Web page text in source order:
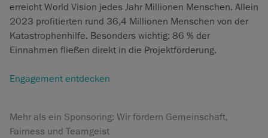
erreicht World Vision jedes Jahr Millionen Menschen. Allein
2023 profitierten rund 36,4 Millionen Menschen von der
Katastrophenhilfe. Besonders wichtig: 86 % der
Einnahmen fließen direkt in die Projektförderung.
Engagement entdecken
Mehr als ein Sponsoring: Wir fördern Gemeinschaft,
Fairness und Teamgeist